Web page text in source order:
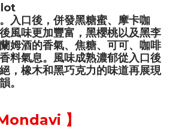
入口後，併發黑糖蜜、摩卡咖
風味更加豐富，黑櫻桃以及黑李
姆酒的香氣、焦糖、可可、咖啡
料氣息。風味成熟濃郁從入口後
，橡木和黑巧克力的味道再展現
。
】